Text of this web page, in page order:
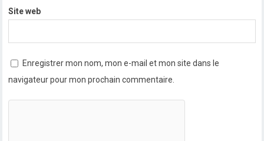
Site web
Enregistrer mon nom, mon e-mail et mon site dans le
navigateur pour mon prochain commentaire.